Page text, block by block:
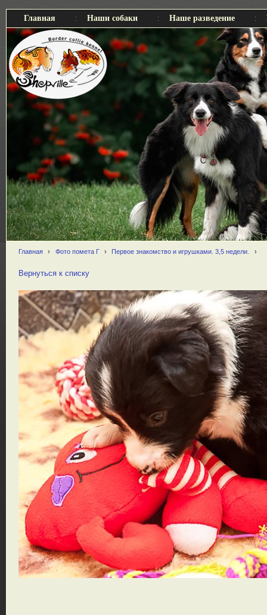
Главная Наши собаки Наше разведение
Главная › Фото помета Г › Первое знакомство и игрушками. 3,5 недели. ›
Вернуться к списку